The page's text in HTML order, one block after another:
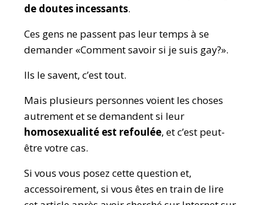
de doutes incessants.
Ces gens ne passent pas leur temps à se
demander «Comment savoir si je suis gay?».
Ils le savent, c’est tout.
Mais plusieurs personnes voient les choses
autrement et se demandent si leur
homosexualité est refoulée, et c’est peut-
être votre cas.
Si vous vous posez cette question et,
accessoirement, si vous êtes en train de lire